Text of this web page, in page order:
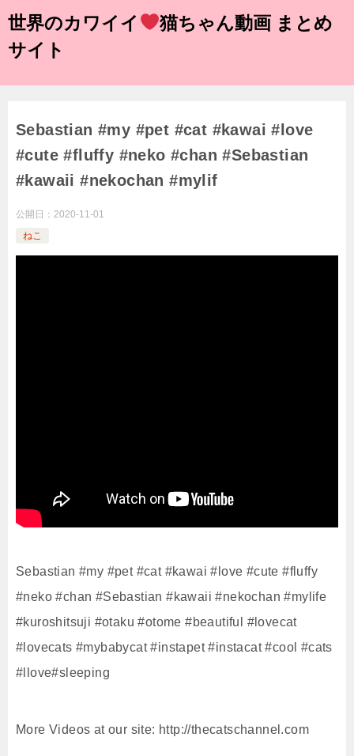
世界のカワイイ
猫ちゃん動画 まとめ
サイト
Sebastian #my #pet #cat #kawai #love
#cute #fluffy #neko #chan #Sebastian
#kawaii #nekochan #mylif
公開日： 2020-11-01
ねこ
Sebastian #my #pet #cat #kawai #love #cute #fluffy
#neko #chan #Sebastian #kawaii #nekochan #mylife
#kuroshitsuji #otaku #otome #beautiful #lovecat
#lovecats #mybabycat #instapet #instacat #cool #cats
#llove#sleeping
More Videos at our site: http://thecatschannel.com